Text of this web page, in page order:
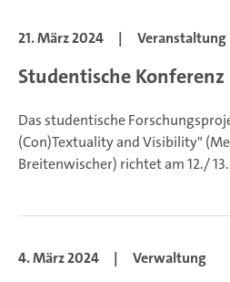
21. März 2024 | Veranstaltung
Studentische Konferenz
Das studentische
(Con)Textuality and Visibility"
Breitenwischer) richtet am 12./
4. März 2024 | Verwaltung